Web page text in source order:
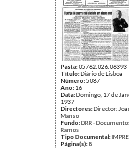
Pasta:05762.026.06393
Título:Diário de Lisboa
Número:5087
Ano: 16
Data:Domingo, 17 de
1937
Directores:Director:
Manso
Fundo:DRR -
Ramos
Tipo Documental:
Página(s): 8